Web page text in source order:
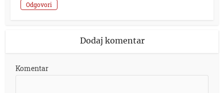
Odgovori
Dodaj komentar
Komentar